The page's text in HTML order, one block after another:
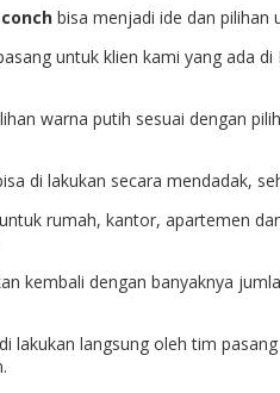
bisa menjadi ide dan pilihan
untuk klien kami yang ada
warna putih sesuai dengan
di lakukan secara mendadak,
rumah, kantor, apartemen
kembali dengan banyaknya
lakukan langsung oleh tim